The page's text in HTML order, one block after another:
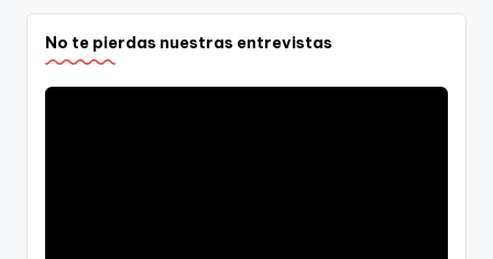
No te pierdas nuestras entrevistas